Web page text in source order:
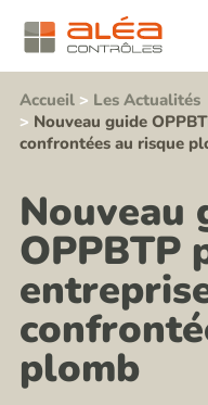
d'amiante
Contrôle
de
présence
de
plomb
après
Repérage
termites
avant
démolition
amiante
et
HAP
avant
travaux
sur
prix,
Formation
information
sensibilisation
amiante
pour
les
acteurs
BTP
Formation
risque
plomb
Formation
Nous
Rejoindre
Stagiaires,
Partenaires,
Collaborateurs
Newsletter
Aléa
Nos
Valeurs
Contact
Notre
politique
RSE
Accueil > Les Actualités
> Nouveau guide
confrontées au risque
Nouveau
OPPBTP
plomb